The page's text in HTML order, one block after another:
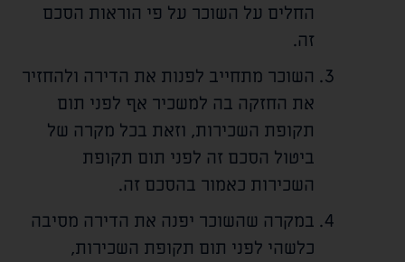
החלים על השוכר על פי הוראות הסכם
זה.
השוכר מתחייב לפנות את הדירה ולהחזיר
את החזקה בה למשכיר אף לפני תום
תקופת השכירות, וזאת בכל מקרה של
ביטול הסכם זה לפני תום תקופת
השכירות כאמור בהסכם זה.
במקרה שהשוכר יפנה את הדירה מסיבה
כלשהי לפני תום תקופת השכירות,